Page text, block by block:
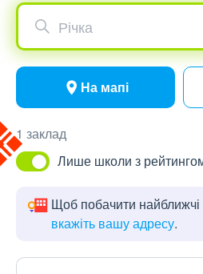
Річка
На мапі
1 заклад
Лише школи з
Щоб побачити
вкажіть вашу адресу.